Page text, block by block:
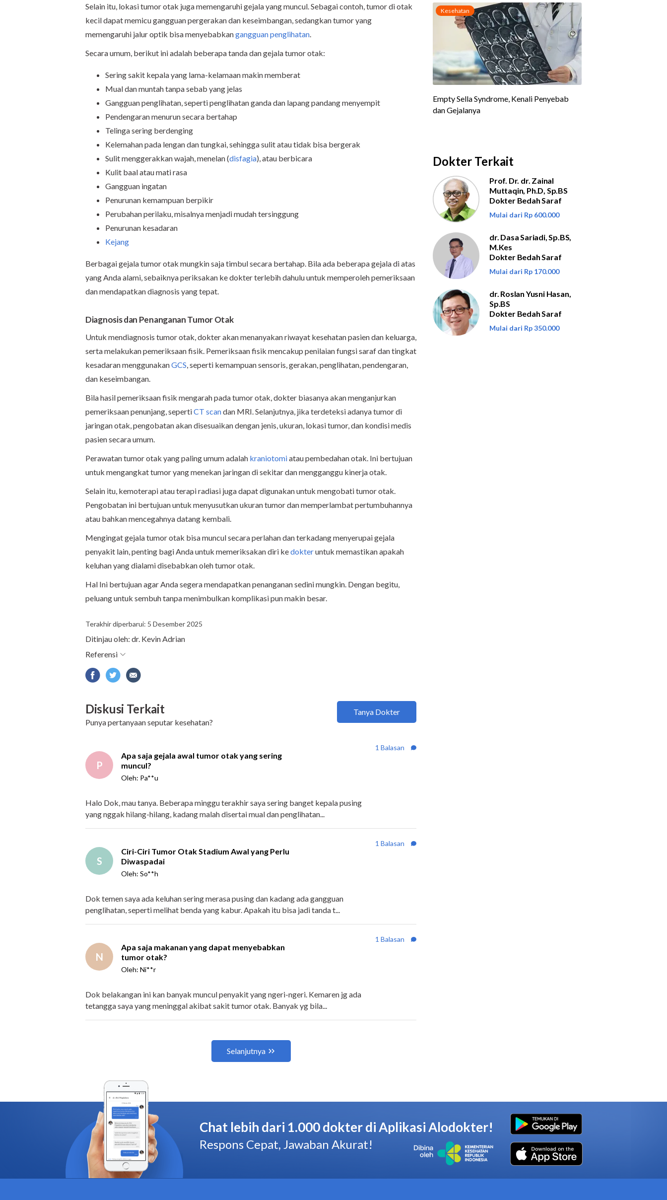
Selain itu, lokasi tumor otak juga memengaruhi gejala yang muncul. Sebagai contoh, tumor di otak
kecil dapat memicu gangguan pergerakan dan keseimbangan, sedangkan tumor yang
memengaruhi jalur optik bisa menyebabkangangguan penglihatan.
Secara umum, berikut ini adalah beberapa tanda dan gejala tumor otak:
Sering sakit kepala yang lama-kelamaan makin memberat
Mual dan muntah tanpa sebab yang jelas
Gangguan penglihatan, seperti penglihatan ganda dan lapang pandang menyempit
Pendengaran menurun secara bertahap
Telinga sering berdenging
Kelemahan pada lengan dan tungkai, sehingga sulit atau tidak bisa bergerak
Sulit menggerakkan wajah, menelan (disfagia), atau berbicara
Kulit baal atau mati rasa
Gangguan ingatan
Penurunan kemampuan berpikir
Perubahan perilaku, misalnya menjadi mudah tersinggung
Penurunan kesadaran
Kejang
Berbagai gejala tumor otak mungkin saja timbul secara bertahap. Bila ada beberapa gejala di atas
yang Anda alami, sebaiknya periksakan ke dokter terlebih dahulu untuk memperoleh pemeriksaan
dan mendapatkan diagnosis yang tepat.
Diagnosis dan Penanganan Tumor Otak
Untuk mendiagnosis tumor otak, dokter akan menanyakan riwayat kesehatan pasien dan keluarga,
serta melakukan pemeriksaan fisik. Pemeriksaan fisik mencakup penilaian fungsi saraf dan tingkat
kesadaran menggunakanGCS, seperti kemampuan sensoris, gerakan, penglihatan, pendengaran,
dan keseimbangan.
Bila hasil pemeriksaan fisik mengarah pada tumor otak, dokter biasanya akan menganjurkan
pemeriksaan penunjang, sepertiCT scandan MRI. Selanjutnya, jika terdeteksi adanya tumor di
jaringan otak, pengobatan akan disesuaikan dengan jenis, ukuran, lokasi tumor, dan kondisi medis
pasien secara umum.
Perawatan tumor otak yang paling umum adalah kraniotomiatau pembedahan otak. Ini bertujuan
untuk mengangkat tumor yang menekan jaringan di sekitar dan mengganggu kinerja otak.
Selain itu, kemoterapi atau terapi radiasi juga dapat digunakan untuk mengobati tumor otak.
Pengobatan ini bertujuan untuk menyusutkan ukuran tumor dan memperlambat pertumbuhannya
atau bahkan mencegahnya datang kembali.
Mengingat gejala tumor otak bisa muncul secara perlahan dan terkadang menyerupai gejala
penyakit lain, penting bagi Anda untuk memeriksakan diri kedokteruntuk memastikan apakah
keluhan yang dialami disebabkan oleh tumor otak.
Hal Ini bertujuan agar Anda segera mendapatkan penanganan sedini mungkin. Dengan begitu,
peluang untuk sembuh tanpa menimbulkan komplikasi pun makin besar.
Terakhir diperbarui: 5 Desember 2025
Dokter Terkait